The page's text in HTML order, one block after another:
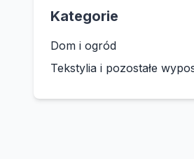
Kategorie
Dom i ogród
Tekstylia i pozostałe